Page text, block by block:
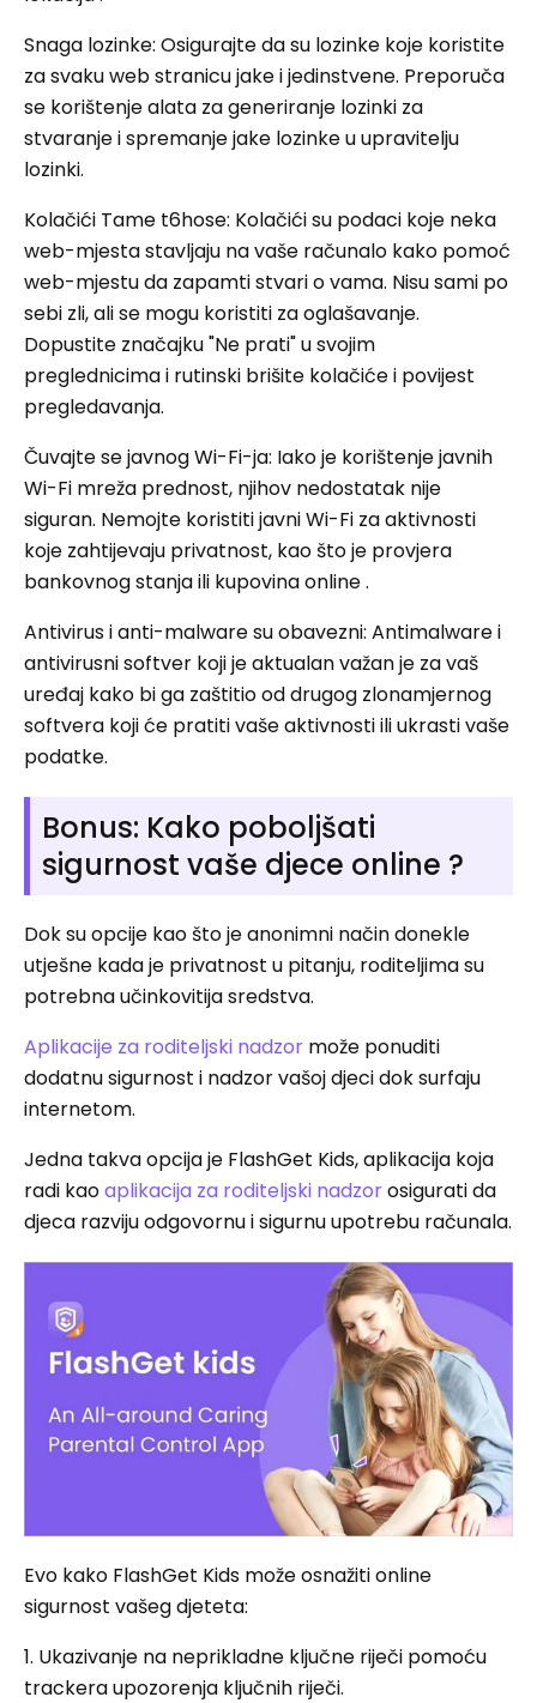
Snaga lozinke: Osigurajte da su lozinke koje koristite
za svaku web stranicu jake i jedinstvene. Preporuča
se korištenje alata za generiranje lozinki za
stvaranje i spremanje jake lozinke u upravitelju
lozinki.
Kolačići Tame t6hose: Kolačići su podaci koje neka
web-mjesta stavljaju na vaše računalo kako pomoć
web-mjestu da zapamti stvari o vama. Nisu sami po
sebi zli, ali se mogu koristiti za oglašavanje.
Dopustite značajku "Ne prati" u svojim
preglednicima i rutinski brišite kolačiće i povijest
pregledavanja.
Čuvajte se javnog Wi-Fi-ja: Iako je korištenje javnih
Wi-Fi mreža prednost, njihov nedostatak nije
siguran. Nemojte koristiti javni Wi-Fi za aktivnosti
koje zahtijevaju privatnost, kao što je provjera
bankovnog stanja ili kupovina online .
Antivirus i anti-malware su obavezni: Antimalware i
antivirusni softver koji je aktualan važan je za vaš
uređaj kako bi ga zaštitio od drugog zlonamjernog
softvera koji će pratiti vaše aktivnosti ili ukrasti vaše
podatke.
Bonus: Kako poboljšati
sigurnost vaše djece online ?
Dok su opcije kao što je anonimni način donekle
utješne kada je privatnost u pitanju, roditeljima su
potrebna učinkovitija sredstva.
Aplikacije za roditeljski nadzor može ponuditi
dodatnu sigurnost i nadzor vašoj djeci dok surfaju
internetom.
Jedna takva opcija je FlashGet Kids, aplikacija koja
radi kaoaplikacija za roditeljski nadzorosigurati da
djeca razviju odgovornu i sigurnu upotrebu računala.
Evo kako FlashGet Kids može osnažiti online
sigurnost vašeg djeteta:
1. Ukazivanje na neprikladne ključne riječi pomoću
trackera upozorenja ključnih riječi.